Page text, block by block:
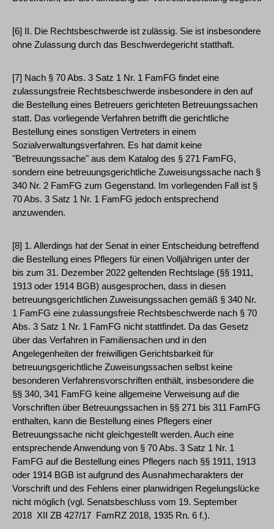
[6] II. Die Rechtsbeschwerde ist zulässig. Sie ist insbesondere
ohne Zulassung durch das Beschwerdegericht statthaft.
[7] Nach § 70 Abs. 3 Satz 1 Nr. 1 FamFG findet eine
zulassungsfreie Rechtsbeschwerde insbesondere in den auf
die Bestellung eines Betreuers gerichteten Betreuungssachen
statt. Das vorliegende Verfahren betrifft die gerichtliche
Bestellung eines sonstigen Vertreters in einem
Sozialverwaltungsverfahren. Es hat damit keine
"Betreuungssache" aus dem Katalog des § 271 FamFG,
sondern eine betreuungsgerichtliche Zuweisungssache nach §
340 Nr. 2 FamFG zum Gegenstand. Im vorliegenden Fall ist §
70 Abs. 3 Satz 1 Nr. 1 FamFG jedoch entsprechend
anzuwenden.
[8] 1. Allerdings hat der Senat in einer Entscheidung betreffend
die Bestellung eines Pflegers für einen Volljährigen unter der
bis zum 31. Dezember 2022 geltenden Rechtslage (§§ 1911,
1913 oder 1914 BGB) ausgesprochen, dass in diesen
betreuungsgerichtlichen Zuweisungssachen gemäß § 340 Nr.
1 FamFG eine zulassungsfreie Rechtsbeschwerde nach § 70
Abs. 3 Satz 1 Nr. 1 FamFG nicht stattfindet. Da das Gesetz
über das Verfahren in Familiensachen und in den
Angelegenheiten der freiwilligen Gerichtsbarkeit für
betreuungsgerichtliche Zuweisungssachen selbst keine
besonderen Verfahrensvorschriften enthält, insbesondere die
§§ 340, 341 FamFG keine allgemeine Verweisung auf die
Vorschriften über Betreuungssachen in §§ 271 bis 311 FamFG
enthalten, kann die Bestellung eines Pflegers einer
Betreuungssache nicht gleichgestellt werden. Auch eine
entsprechende Anwendung von § 70 Abs. 3 Satz 1 Nr. 1
FamFG auf die Bestellung eines Pflegers nach §§ 1911, 1913
oder 1914 BGB ist aufgrund des Ausnahmecharakters der
Vorschrift und des Fehlens einer planwidrigen Regelungslücke
nicht möglich (vgl. Senatsbeschluss vom 19. September
2018 ­ XII ZB 427/17 ­ FamRZ 2018, 1935 Rn. 6 f.).